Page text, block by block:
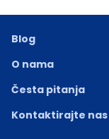
Blog
O nama
Česta pitanja
Kontaktirajte nas